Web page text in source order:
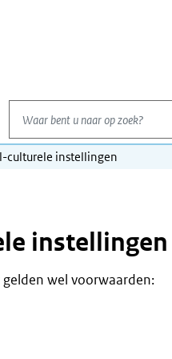
Waar bent u naar op zoek?
culturele instellingen
instellingen
wel voorwaarden: